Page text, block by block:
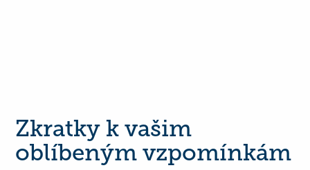
Zkratky k vašim
oblíbeným vzpomínkám